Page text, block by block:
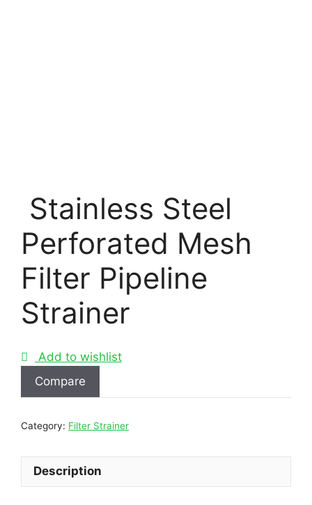
Stainless Steel
Perforated Mesh
Filter Pipeline
Strainer
Add to wishlist
Compare
Category: Filter Strainer
Description